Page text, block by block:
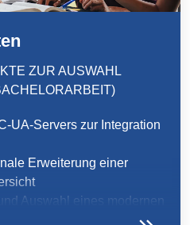
ZUR AUSWAHL
UA-Servers zur Integration
Erweiterung einer
Auswahl eines modernen